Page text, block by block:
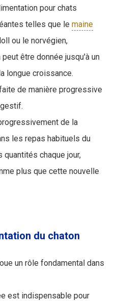
pour chats
telles que le maine
ou le norvégien,
être donnée jusqu'à un
longue croissance.
de manière progressive
de la
les repas habituels du
quantités chaque jour,
plus que cette nouvelle
du chaton
un rôle fondamental dans
est indispensable pour